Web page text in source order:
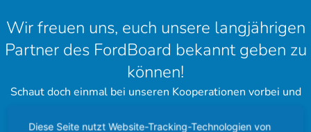
Wir freuen uns, euch unsere langjährigen
Partner des FordBoard bekannt geben zu
können!
Schaut doch einmal bei unseren Kooperationen vorbei und
Diese Seite nutzt Website-Tracking-Technologien von